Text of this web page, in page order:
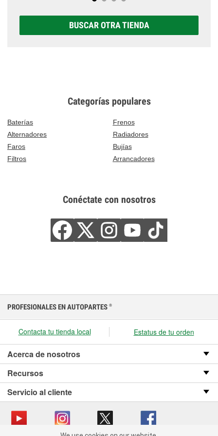
BUSCAR OTRA TIENDA
Categorías populares
Baterías
Frenos
Alternadores
Radiadores
Faros
Bujías
Filtros
Arrancadores
Conéctate con nosotros
PROFESIONALES EN AUTOPARTES ®
Contacta tu tienda local Estatus de tu orden
Acerca de nosotros
Recursos
Servicio al cliente